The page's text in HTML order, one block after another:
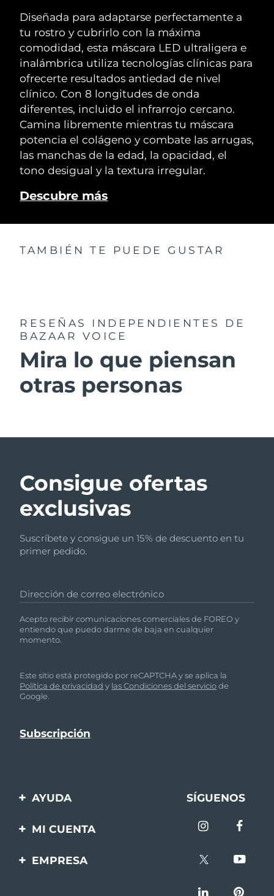
Diseñada para adaptarse perfectamente a
tu rostro y cubrirlo con la máxima
comodidad, esta máscara LED ultraligera e
inalámbrica utiliza tecnologías clínicas para
ofrecerte resultados antiedad de nivel
clínico. Con 8 longitudes de onda
diferentes, incluido el infrarrojo cercano.
Camina libremente mientras tu máscara
potencia el colágeno y combate las arrugas,
las manchas de la edad, la opacidad, el
tono desigual y la textura irregular.
Descubre más
TAMBIÉN TE PUEDE GUSTAR
RESEÑAS INDEPENDIENTES
DE
BAZAAR VOICE
Mira lo que piensan
otras personas
Consigue ofertas
exclusivas
Suscríbete y consigue un 15% de descuento en tu
primer pedido.
Dirección de correo electrónico
Acepto recibir comunicaciones comerciales de FOREO y
entiendo que puedo darme de baja en cualquier
momento.
Este sitio está protegido por reCAPTCHA y se aplica la
Política de privacidad y las Condiciones del serviciode
Google.
AYUDA
Contáctanos
SÍGUENOS
MI CUENTA
Registro de productos
EMPRESA